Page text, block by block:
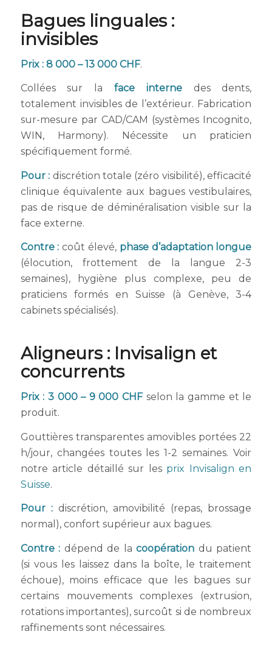
Bagues linguales :
invisibles
Prix : 8 000 – 13 000 CHF.
Collées sur la face internedes dents,
totalement invisibles de l’extérieur. Fabrication
sur-mesure par CAD/CAM (systèmes Incognito,
WIN, Harmony). Nécessite un praticien
spécifiquement formé.
Pour : discrétion totale (zéro visibilité), efficacité
clinique équivalente aux bagues vestibulaires,
pas de risque de déminéralisation visible sur la
face externe.
Contre : coût élevé, phase d’adaptation longue
(élocution, frottement de la langue 2-3
semaines), hygiène plus complexe, peu de
praticiens formés en Suisse (à Genève, 3-4
cabinets spécialisés).
Aligneurs : Invisalign et
concurrents
Prix : 3 000 – 9 000 CHFselon la gamme et le
produit.
Gouttières transparentes amovibles portées 22
h/jour, changées toutes les 1-2 semaines. Voir
notre article détaillé sur les prix Invisalign en
Suisse.
Pour :discrétion, amovibilité (repas, brossage
normal), confort supérieur aux bagues.
Contre : dépend de lacoopération du patient
(si vous les laissez dans la boîte, le traitement
échoue), moins efficace que les bagues sur
certains mouvements complexes (extrusion,
rotations importantes), surcoût si de nombreux
raffinements sont nécessaires.